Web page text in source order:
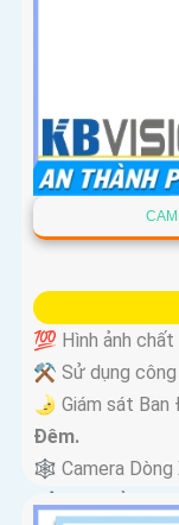
💯 Hình ảnh chất
⚒ Sử dụng công
🌛 Giám sát Ban
Ðêm.
🕸️ Camera Dòng
️📢 Đặt Điểm :